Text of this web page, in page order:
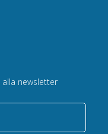
newsletter